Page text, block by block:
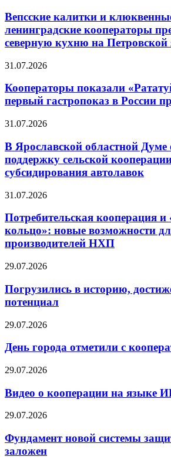
Вепсские калитки и
ленинградские кооператоры
северную кухню на Петровской
31.07.2026
Кооператоры показали
первый гастропоказ в России
31.07.2026
В Ярославской областной Думе
поддержку сельской
субсидирования автолавок
31.07.2026
Потребительская кооперация и
кольцо»: новые возможности
производителей НХП
29.07.2026
Погрузились в историю,
потенциал
29.07.2026
День города отметили с
29.07.2026
Видео о кооперации на языке
29.07.2026
Фундамент новой системы
заложен